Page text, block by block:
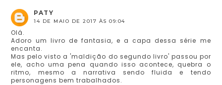
PATY
14 DE MAIO DE 2017 ÀS 09:04
Olá.
Adoro um livro de fantasia, e a capa dessa série me
encanta.
Mas pelo visto a 'maldição do segundo livro' passou por
ele, acho uma pena quando isso acontece, quebra o
ritmo, mesmo a narrativa sendo fluida e tendo
personagens bem trabalhados.